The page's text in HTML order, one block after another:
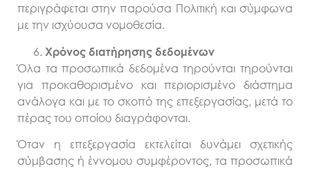
περιγράφεται στην παρούσα Πολιτική και σύμφωνα
με την ισχύουσα νομοθεσία.
Χρόνος διατήρησης δεδομένων
Όλα τα προσωπικά δεδομένα τηρούνται τηρούνται
για προκαθορισμένο και περιορισμένο διάστημα
ανάλογα και με το σκοπό της επεξεργασίας, μετά το
πέρας του οποίου διαγράφονται.
Όταν η επεξεργασία εκτελείται δυνάμει σχετικής
σύμβασης ή έννομου συμφέροντος, τα προσωπικά